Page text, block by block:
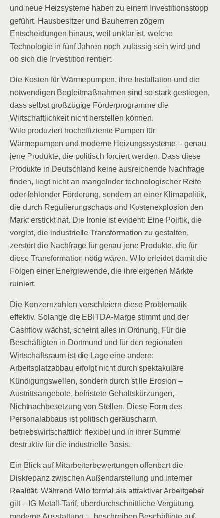
und neue Heizsysteme haben zu einem Investitionsstopp
geführt. Hausbesitzer und Bauherren zögern
Entscheidungen hinaus, weil unklar ist, welche
Technologie in fünf Jahren noch zulässig sein wird und
ob sich die Investition rentiert.
Die Kosten für Wärmepumpen, ihre Installation und die
notwendigen Begleitmaßnahmen sind so stark gestiegen,
dass selbst großzügige Förderprogramme die
Wirtschaftlichkeit nicht herstellen können.
Wilo produziert hocheffiziente Pumpen für
Wärmepumpen und moderne Heizungssysteme – genau
jene Produkte, die politisch forciert werden. Dass diese
Produkte in Deutschland keine ausreichende Nachfrage
finden, liegt nicht an mangelnder technologischer Reife
oder fehlender Förderung, sondern an einer Klimapolitik,
die durch Regulierungschaos und Kostenexplosion den
Markt erstickt hat. Die Ironie ist evident: Eine Politik, die
vorgibt, die industrielle Transformation zu gestalten,
zerstört die Nachfrage für genau jene Produkte, die für
diese Transformation nötig wären. Wilo erleidet damit die
Folgen einer Energiewende, die ihre eigenen Märkte
ruiniert.
Die Konzernzahlen verschleiern diese Problematik
effektiv. Solange die EBITDA-Marge stimmt und der
Cashflow wächst, scheint alles in Ordnung. Für die
Beschäftigten in Dortmund und für den regionalen
Wirtschaftsraum ist die Lage eine andere:
Arbeitsplatzabbau erfolgt nicht durch spektakuläre
Kündigungswellen, sondern durch stille Erosion –
Austrittsangebote, befristete Gehaltskürzungen,
Nichtnachbesetzung von Stellen. Diese Form des
Personalabbaus ist politisch geräuscharm,
betriebswirtschaftlich flexibel und in ihrer Summe
destruktiv für die industrielle Basis.
Ein Blick auf Mitarbeiterbewertungen offenbart die
Diskrepanz zwischen Außendarstellung und interner
Realität. Während Wilo formal als attraktiver Arbeitgeber
gilt – IG Metall-Tarif, überdurchschnittliche Vergütung,
moderne Ausstattung –, beschreiben Beschäftigte auf